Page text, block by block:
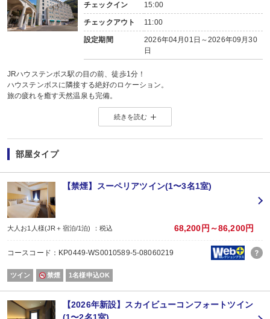
チェックイン 15:00
チェックアウト 11:00
設定期間
2026年04月01日～2026年09月30
日
JRハウステンボス駅の目の前、徒歩1分！
ハウステンボスに隣接する絶好のロケーション。
旅の疲れを癒す天然温泉も完備。
■2連泊以上宿泊のお客様におススメ！清掃不要でお得に滞在。
＜プラン注意事項 （※必ずお読みください）＞
・減泊の場合、変更操作はできませんので取り直しをお願いいたします。
＜清掃について（2泊・3泊の場合）＞
・客室、バスルームの清掃及びベッドメイク、ごみ箱の回収、灰皿の交換は致
・タオル類の交換（フェイスタオル、バスタオル、バスマット）をご希望の方
・清掃、シーツ交換、アメニティ交換は別料金にて承ります。（有料）
＜清掃について（4泊以上の場合）＞
・4泊目、8泊目・・・（3泊おき）に通常通りの清掃をさせていただきます。
・上記泊数以外でもタオル類の交換（フェイスタオル、バスタオル、バスマ
・上記泊数以外でも清掃、シーツ交換、アメニティ交換をご希望の方は別料金
■大浴場について（宿泊者無料）
ご宿泊のお客様は、6：00～24：00までご利用いただけます。
続きを読む
部屋タイプ
【禁煙】スーペリアツイン(1〜3名1室)
大人お1人様(JR＋宿泊/1泊) ：税込 68,200円～86,200円
コースコード：KP0449-WS0010589-5-08060219
ツイン 禁煙 1名様申込OK
【2026年新設】スカイビューコンフォートツイン